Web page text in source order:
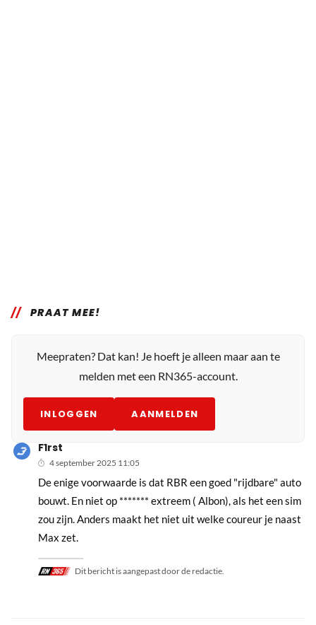
PRAAT MEE!
Meepraten? Dat kan! Je hoeft je alleen maar aan te
melden met een RN365-account.
INLOGGEN AANMELDEN
F1rst
4 september 2025 11:05
De enige voorwaarde is dat RBR een goed "rijdbare" auto
bouwt. En niet op ******* extreem ( Albon), als het een sim
zou zijn. Anders maakt het niet uit welke coureur je naast
Max zet.
Dit bericht is aangepast door de redactie.